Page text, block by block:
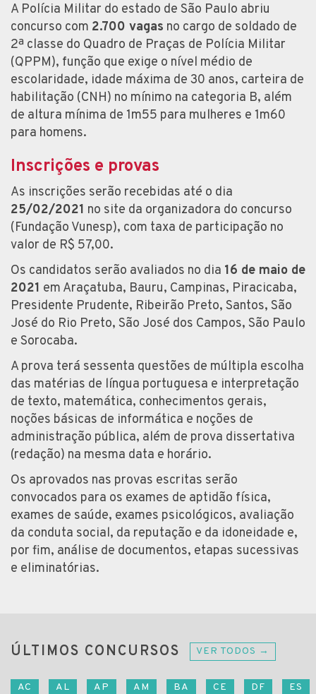
A Polícia Militar do estado de São Paulo abriu
concurso com 2.700 vagas no cargo de soldado de
2ª classe do Quadro de Praças de Polícia Militar
(QPPM), função que exige o nível médio de
escolaridade, idade máxima de 30 anos, carteira de
habilitação (CNH) no mínimo na categoria B, além
de altura mínima de 1m55 para mulheres e 1m60
para homens.
Inscrições e provas
As inscrições serão recebidas até o dia
25/02/2021 no site da organizadora do concurso
(Fundação Vunesp), com taxa de participação no
valor de R$ 57,00.
Os candidatos serão avaliados no dia 16 de maio de
2021 em Araçatuba, Bauru, Campinas, Piracicaba,
Presidente Prudente, Ribeirão Preto, Santos, São
José do Rio Preto, São José dos Campos, São Paulo
e Sorocaba.
A prova terá sessenta questões de múltipla escolha
das matérias de língua portuguesa e interpretação
de texto, matemática, conhecimentos gerais,
noções básicas de informática e noções de
administração pública, além de prova dissertativa
(redação) na mesma data e horário.
Os aprovados nas provas escritas serão
convocados para os exames de aptidão física,
exames de saúde, exames psicológicos, avaliação
da conduta social, da reputação e da idoneidade e,
por fim, análise de documentos, etapas sucessivas
e eliminatórias.
ÚLTIMOS CONCURSOS VER TODOS →
AC AL AP AM BA CE DF ES